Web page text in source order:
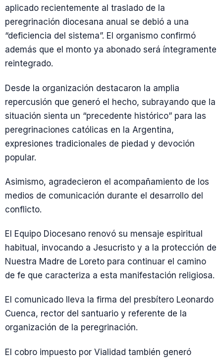
aplicado recientemente al traslado de la
peregrinación diocesana anual se debió a una
“deficiencia del sistema”. El organismo confirmó
además que el monto ya abonado será íntegramente
reintegrado.
Desde la organización destacaron la amplia
repercusión que generó el hecho, subrayando que la
situación sienta un “precedente histórico” para las
peregrinaciones católicas en la Argentina,
expresiones tradicionales de piedad y devoción
popular.
Asimismo, agradecieron el acompañamiento de los
medios de comunicación durante el desarrollo del
conflicto.
El Equipo Diocesano renovó su mensaje espiritual
habitual, invocando a Jesucristo y a la protección de
Nuestra Madre de Loreto para continuar el camino
de fe que caracteriza a esta manifestación religiosa.
El comunicado lleva la firma del presbítero Leonardo
Cuenca, rector del santuario y referente de la
organización de la peregrinación.
El cobro impuesto por Vialidad también generó